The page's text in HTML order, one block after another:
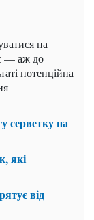
на
— аж до
потенційна
серветку на
які
від